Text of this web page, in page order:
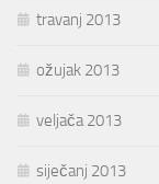
travanj 2013
ožujak 2013
veljača 2013
siječanj 2013